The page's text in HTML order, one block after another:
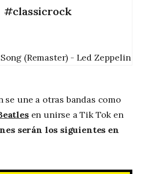
#classicrock
(Remaster) - Led Zeppelin
se une a otras bandas como
en unirse a Tik Tok en
serán los siguientes en